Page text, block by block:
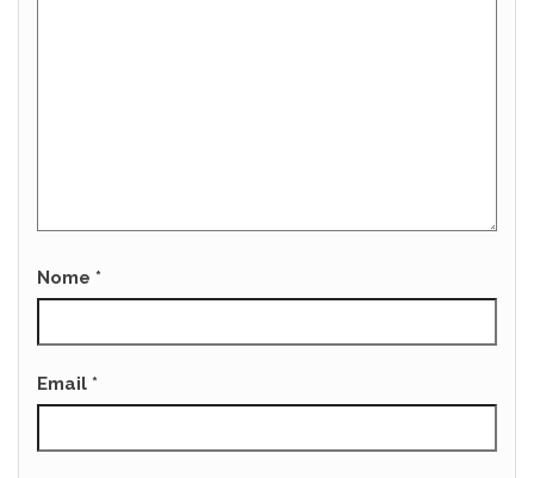
Nome *
Email *